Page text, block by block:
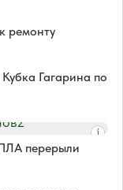
ремонту
Гагарина по
перерыли